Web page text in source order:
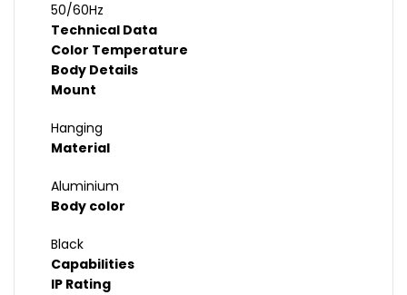
50/60Hz
Technical Data
Color Temperature
Body Details
Mount
Hanging
Material
Aluminium
Body color
Black
Capabilities
IP Rating